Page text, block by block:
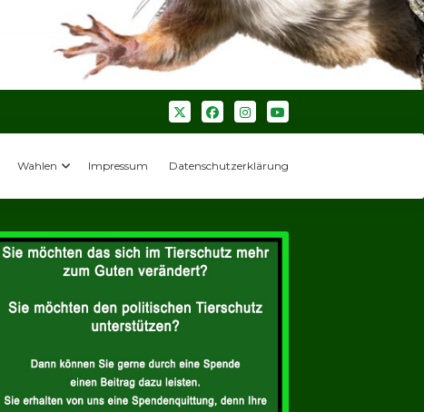
Wahlen Impressum Datenschutzerklärung